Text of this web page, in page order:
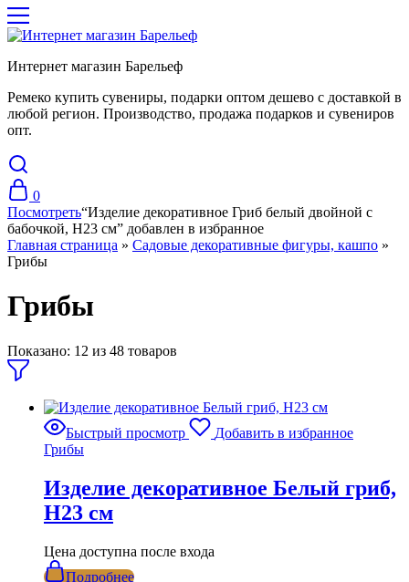
Интернет магазин Барельеф
Ремеко купить сувениры, подарки оптом дешево с доставкой в
любой регион. Производство, продажа подарков и сувениров
опт.
0
Посмотреть“Изделие декоративное Гриб белый двойной с
бабочкой, Н23 см” добавлен в избранное
Главная страница » Садовые декоративные фигуры, кашпо »
Грибы
Грибы
Показано: 12 из 48 товаров
Быстрый просмотр
Добавить в избранное
Грибы
Изделие декоративное Белый гриб,
Н23 см
Цена доступна после входа
Подробнее